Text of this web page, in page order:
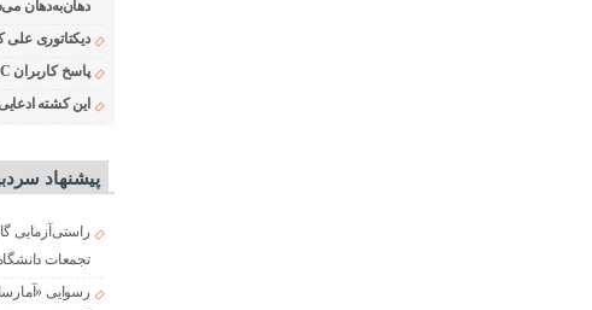
دهان‌به‌دهان
دیکتاتوری علی
پاسخ کاربران BBC به ادعای ارژنگ امیرفضلی
این کشته
پیشنهاد
راستی‌آزمایی
تجمعات
رسوایی